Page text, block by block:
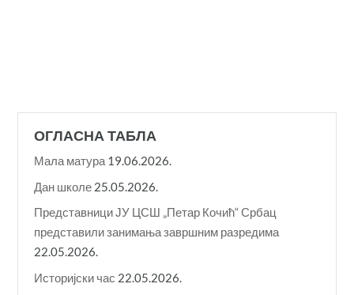
ОГЛАСНА ТАБЛА
Мала матура 19.06.2026.
Дан школе 25.05.2026.
Представници ЈУ ЦСШ „Петар Кочић“ Србац
представили занимања завршним разредима
22.05.2026.
Историјски час 22.05.2026.